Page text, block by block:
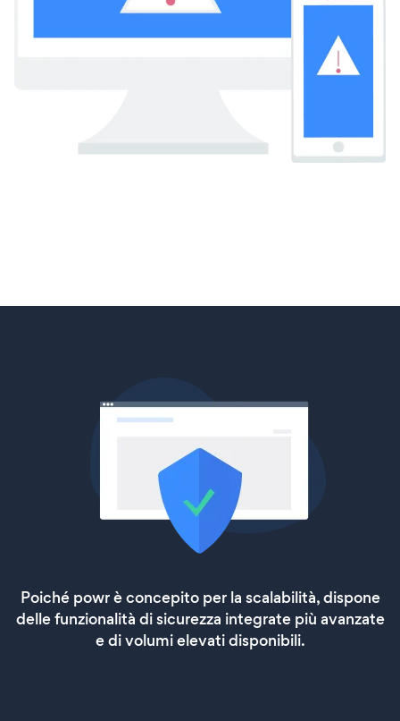
Poiché powr è concepito per la scalabilità, dispone
delle funzionalità di sicurezza integrate più avanzate
e di volumi elevati disponibili.